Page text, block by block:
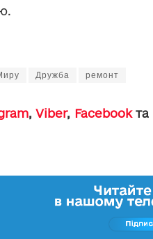
Дружба ремонт
,Viber, Facebookта